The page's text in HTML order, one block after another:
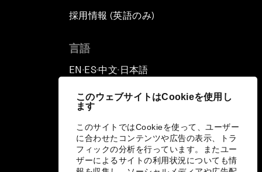
このウェブサイトはCookieを使用し
ます
このサイトではCookieを使って、ユーザー
に合わせたコンテンツや広告の表示、トラ
フィックの分析を行っています。またユー
ザーによるサイトの利用状況についても情
採用情報 (英語のみ)
言語
EN ▪ES▪中文▪ 日本語